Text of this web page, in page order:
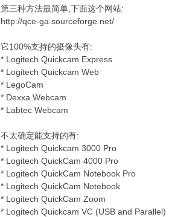
第三种方法最简单,下面这个网站:
http://qce-ga.sourceforge.net/
它100%支持的摄像头有:
* Logitech Quickcam Express
* Logitech Quickcam Web
* LegoCam
* Dexxa Webcam
* Labtec Webcam
不太确定能支持的有:
* Logitech Quickcam 3000 Pro
* Logitech QuickCam 4000 Pro
* Logitech QuickCam Notebook Pro
* Logitech QuickCam Notebook
* Logitech QuickCam Zoom
* Logitech Quickcam VC (USB and Parallel)